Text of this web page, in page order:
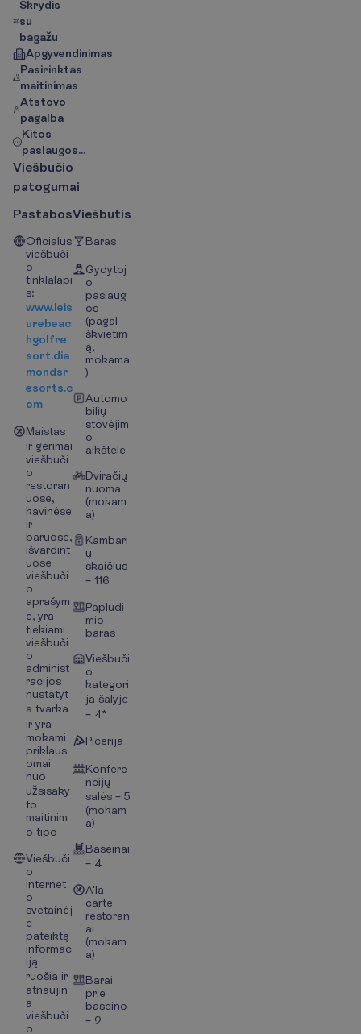
Skrydis
su
bagažu
Apgyvendinimas
Pasirinktas
maitinimas
Atstovo
pagalba
Kitos
paslaugos...
Viešbučio
patogumai
Pastabos
Oficialus
viešbuči
o
tinklalapi
s:
www.leis
urebeac
hgolfre
sort.dia
mondsr
esorts.c
om
Maistas
ir gėrimai
viešbuči
o
restoran
uose,
kavinėse
ir
baruose,
išvardint
uose
viešbuči
o
aprašym
e, yra
tiekiami
viešbuči
o
administ
racijos
nustatyt
a tvarka
ir yra
mokami
priklaus
omai
nuo
užsisaky
to
maitinim
o tipo
Viešbuči
o
internet
o
svetainėj
e
pateiktą
informac
iją
ruošia ir
atnaujin
a
viešbuči
o
Viešbutis
Baras
Gydytoj
o
paslaug
os
(pagal
škvietim
ą,
mokama
)
Automo
bilių
stovėjim
o
aikštelė
Dviračių
nuoma
(mokam
a)
Kambari
ų
skaičius
– 116
Paplūdi
mio
baras
Viešbuči
o
kategori
ja šalyje
– 4*
Picerija
Konfere
ncijų
salės – 5
(mokam
a)
Baseinai
– 4
A'la
carte
restoran
ai
(mokam
a)
Barai
prie
baseino
– 2